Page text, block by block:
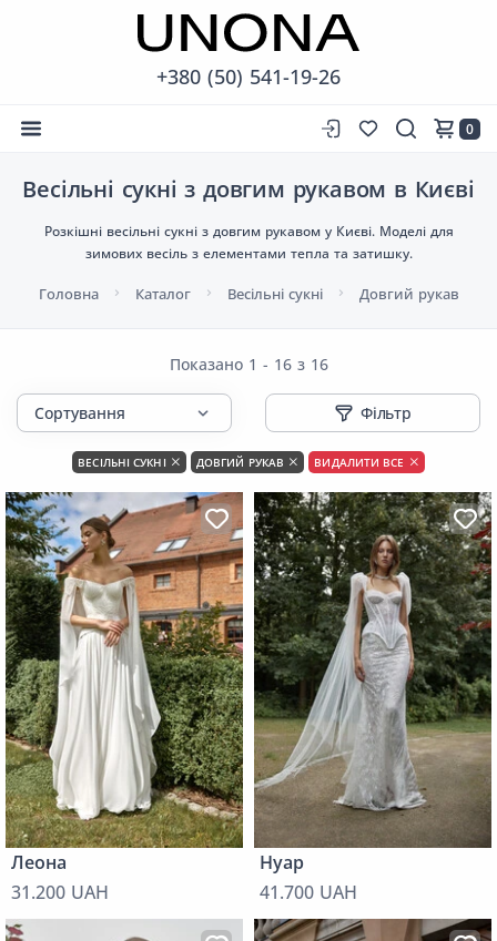
+380 (50) 541-19-26
0
Весільні сукні з довгим рукавом в Києві
Розкішні весільні сукні з довгим рукавом у Києві. Моделі для
зимових весіль з елементами тепла та затишку.
Головна Каталог Весільні сукні Довгий рукав
Показано 1 - 16 з 16
Фільтр
ВЕСІЛЬНІ СУКНІ ДОВГИЙ РУКАВ ВИДАЛИТИ ВСЕ
Леона
31.200 UAH
Нуар
41.700 UAH